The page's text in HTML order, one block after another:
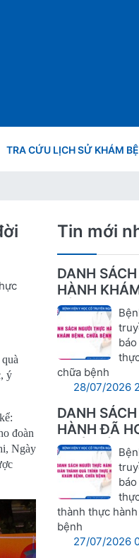
TRA CỨU LỊCH SỬ KHÁM
ý
đoàn
Ngày
Tin mới
DANH
HÀNH
BỆNH
chữa bệnh
28/07/2026
DANH
HÀNH ĐÃ
QUÁ TRÌNH
KHÁM
thành thực
bệnh
27/07/2026